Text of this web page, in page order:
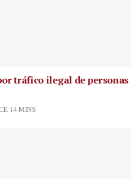
tráfico ilegal de personas
14 MINS